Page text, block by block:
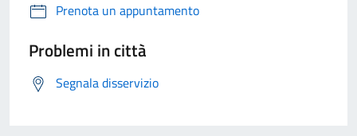
Prenota un appuntamento
Problemi in città
Segnala disservizio